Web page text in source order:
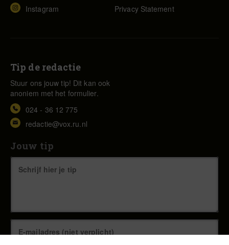
Instagram
Privacy Statement
Tip de redactie
Stuur ons jouw tip! Dit kan ook
anoniem met het formulier.
024 - 36 12 775
redactie@vox.ru.nl
Jouw tip